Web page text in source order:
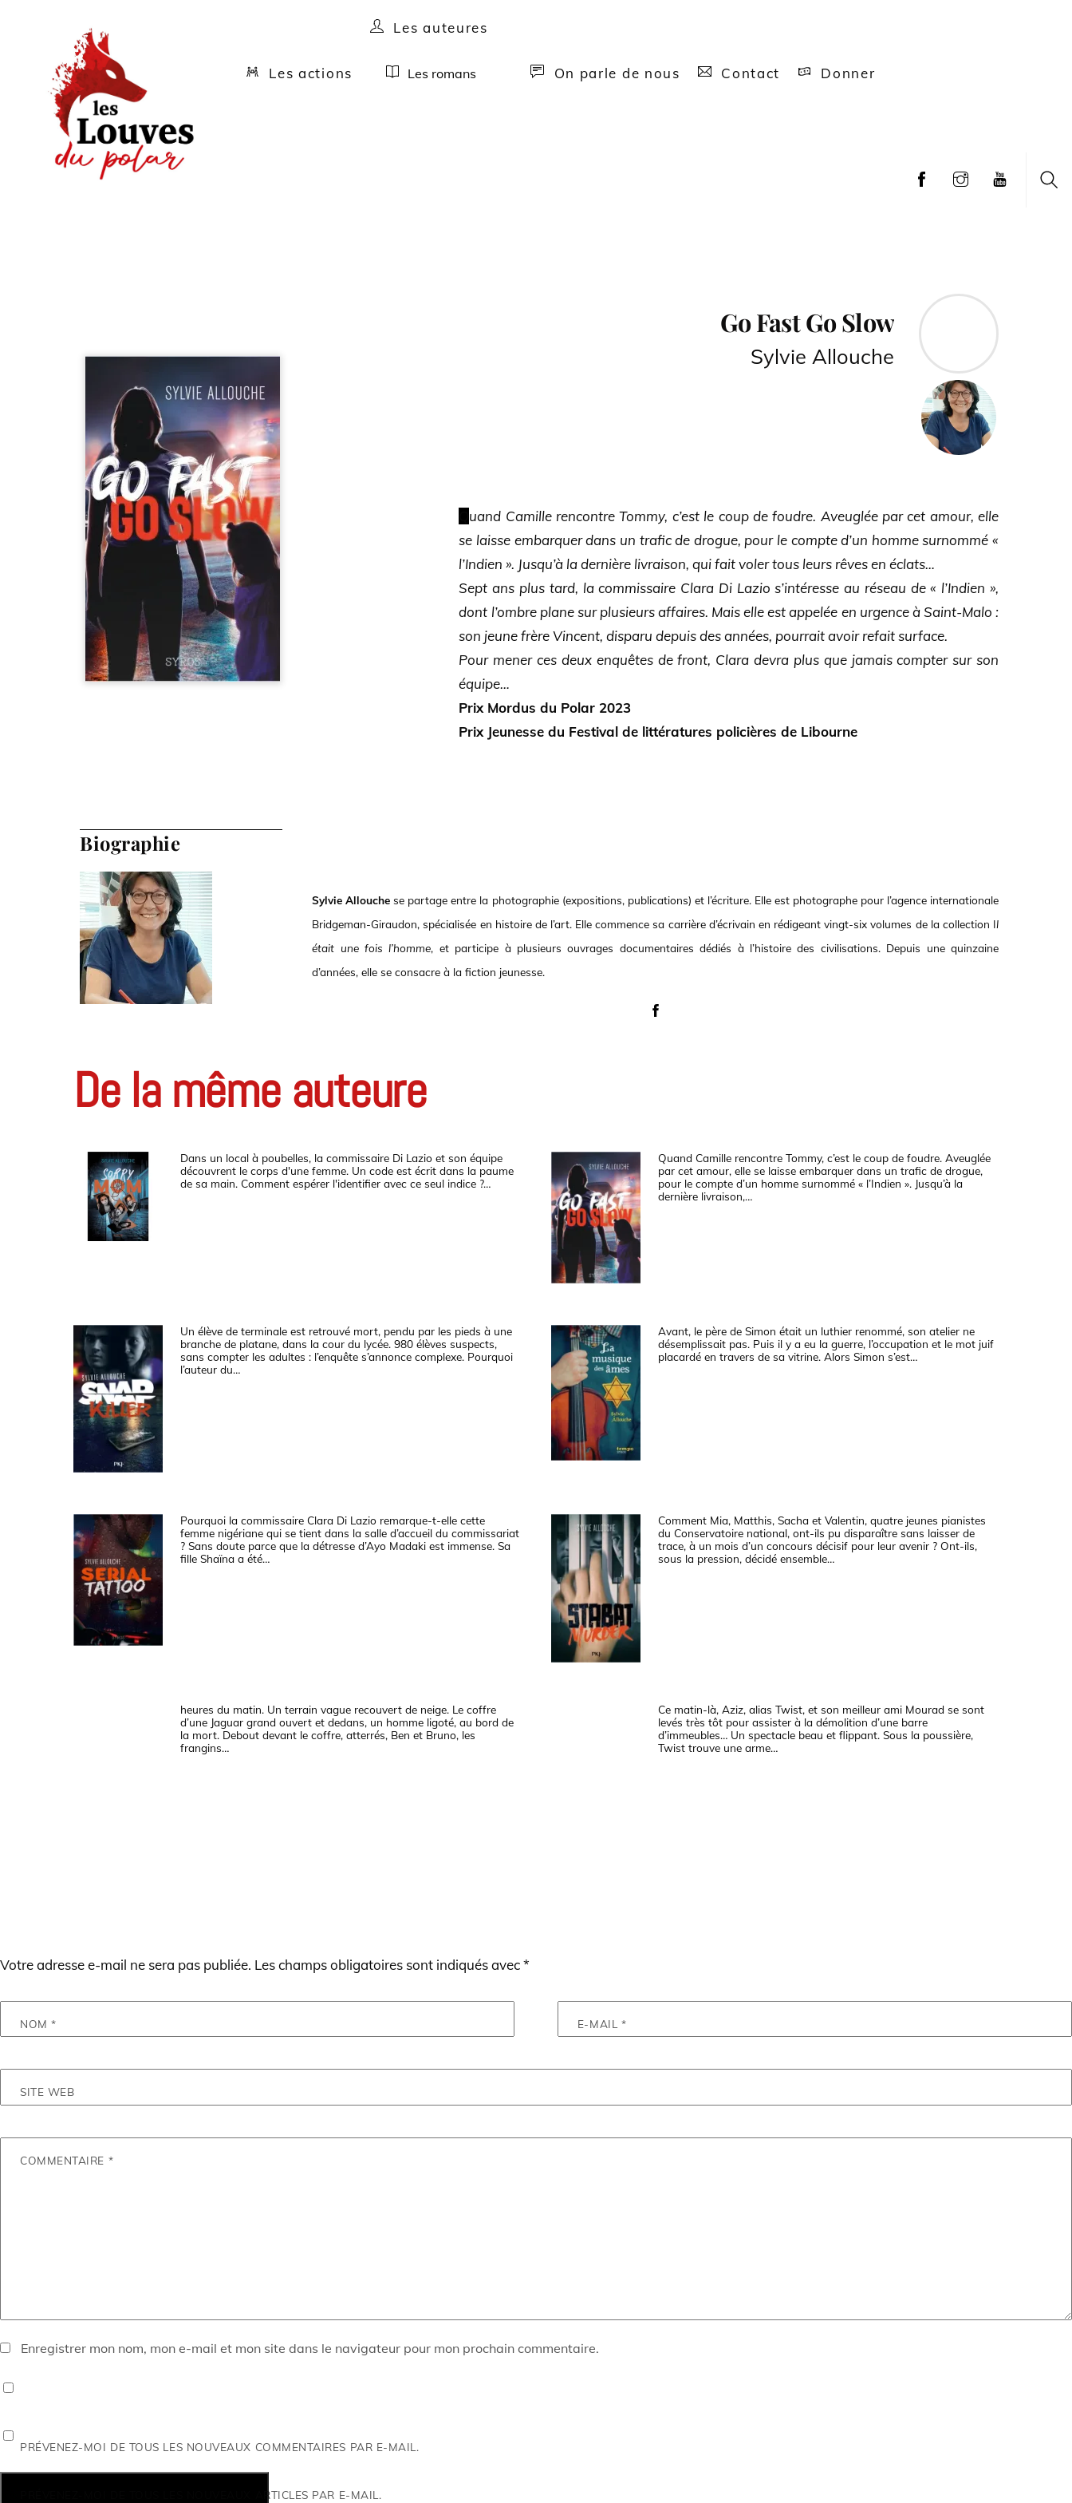
Les actions
Les auteures
Les romans On parle de nous Contact Donner
Go Fast Go Slow
Sylvie Allouche
se laisse embarquer dans un trafic de drogue, pour le compte d’un homme surnommé «
l’Indien ». Jusqu’à la dernière livraison, qui fait voler tous leurs rêves en éclats…
Sept ans plus tard, la commissaire Clara Di Lazio s’intéresse au réseau de « l’Indien »,
dont l’ombre plane sur plusieurs affaires. Mais elle est appelée en urgence à Saint-Malo :
son jeune frère Vincent, disparu depuis des années, pourrait avoir refait surface.
Pour mener ces deux enquêtes de front, Clara devra plus que jamais compter sur son
équipe…
Prix Mordus du Polar 2023
Prix Jeunessedu Festival de littératures policières de Libourne
Biographie
Sylvie Allouche se partage entre la photographie (expositions, publications) et l’écriture. Elle est photographe pour l’agence internationale
Bridgeman-Giraudon, spécialisée en histoire de l’art. Elle commence sa carrière d’écrivain en rédigeant vingt-six volumes de la collection Il
était une fois l’homme, et participe à plusieurs ouvrages documentaires dédiés à l’histoire des civilisations. Depuis une quinzaine
d’années, elle se consacre à la fiction jeunesse.
De la même auteure
Dans un local à poubelles, la commissaire Di Lazio et son équipe
découvrent le corps d'une femme. Un code est écrit dans la paume
de sa main. Comment espérer l'identifier avec ce seul indice ?…
Quand Camille rencontre Tommy, c’est le coup de foudre. Aveuglée
par cet amour, elle se laisse embarquer dans un trafic de drogue,
pour le compte d’un homme surnommé « l’Indien ». Jusqu’à la
dernière livraison,…
Un élève de terminale est retrouvé mort, pendu par les pieds à une
branche de platane, dans la cour du lycée. 980 élèves suspects,
sans compter les adultes : l’enquête s’annonce complexe. Pourquoi
l’auteur du…
Avant, le père de Simon était un luthier renommé, son atelier ne
désemplissait pas. Puis il y a eu la guerre, l’occupation et le mot juif
placardé en travers de sa vitrine. Alors Simon s’est…
Pourquoi la commissaire Clara Di Lazio remarque-t-elle cette
femme nigériane qui se tient dans la salle d’accueil du commissariat
? Sans doute parce que la détresse d’Ayo Madaki est immense. Sa
fille Shaïna a été…
Comment Mia, Matthis, Sacha et Valentin, quatre jeunes pianistes
du Conservatoire national, ont-ils pu disparaître sans laisser de
trace, à un mois d’un concours décisif pour leur avenir ? Ont-ils,
sous la pression, décidé ensemble…
heures du matin. Un terrain vague recouvert de neige. Le coffre
d’une Jaguar grand ouvert et dedans, un homme ligoté, au bord de
la mort. Debout devant le coffre, atterrés, Ben et Bruno, les
frangins…
Ce matin-là, Aziz, alias Twist, et son meilleur ami Mourad se sont
levés très tôt pour assister à la démolition d’une barre
d’immeubles… Un spectacle beau et flippant. Sous la poussière,
Twist trouve une arme…
Votre adresse e-mail ne sera pas publiée. Les champs obligatoires sont indiqués avec*
NOM* E-MAIL *
SITE WEB
COMMENTAIRE *
Enregistrer mon nom, mon e-mail et mon site dans le navigateur pour mon prochain commentaire.
PRÉVENEZ-MOI DE TOUS LES NOUVEAUX COMMENTAIRES PAR E-MAIL.
PRÉVENEZ-MOI DE TOUS LES NOUVEAUX ARTICLES PAR E-MAIL.